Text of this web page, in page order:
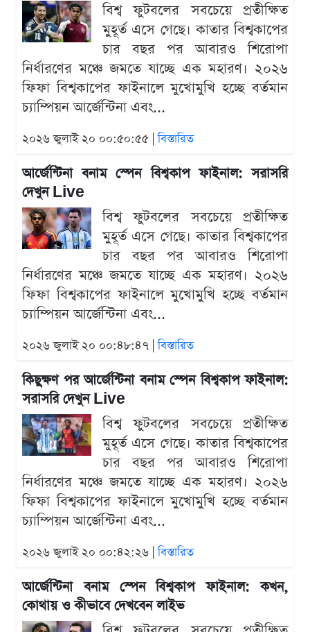
বিশ্ব ফুটবলের সবচেয়ে প্রতীক্ষিত
মুহূর্ত এসে গেছে। কাতার বিশ্বকাপের
চার বছর পর আবারও শিরোপা
নির্ধারণের মঞ্চে জমতে যাচ্ছে এক মহারণ। ২০২৬
ফিফা বিশ্বকাপের ফাইনালে মুখোমুখি হচ্ছে বর্তমান
চ্যাম্পিয়ন আর্জেন্টিনা এবং...
২০২৬ জুলাই ২০ ০০:৫০:৫৫ |বিস্তারিত
আর্জেন্টিনা বনাম স্পেন বিশ্বকাপ ফাইনাল: সরাসরি
দেখুন Live
বিশ্ব ফুটবলের সবচেয়ে প্রতীক্ষিত
মুহূর্ত এসে গেছে। কাতার বিশ্বকাপের
চার বছর পর আবারও শিরোপা
নির্ধারণের মঞ্চে জমতে যাচ্ছে এক মহারণ। ২০২৬
ফিফা বিশ্বকাপের ফাইনালে মুখোমুখি হচ্ছে বর্তমান
চ্যাম্পিয়ন আর্জেন্টিনা এবং...
২০২৬ জুলাই ২০ ০০:৪৮:৪৭ |বিস্তারিত
কিছুক্ষণ পর আর্জেন্টিনা বনাম স্পেন বিশ্বকাপ ফাইনাল:
সরাসরি দেখুন Live
বিশ্ব ফুটবলের সবচেয়ে প্রতীক্ষিত
মুহূর্ত এসে গেছে। কাতার বিশ্বকাপের
চার বছর পর আবারও শিরোপা
নির্ধারণের মঞ্চে জমতে যাচ্ছে এক মহারণ। ২০২৬
ফিফা বিশ্বকাপের ফাইনালে মুখোমুখি হচ্ছে বর্তমান
চ্যাম্পিয়ন আর্জেন্টিনা এবং...
২০২৬ জুলাই ২০ ০০:৪২:২৬ |বিস্তারিত
আর্জেন্টিনা বনাম স্পেন বিশ্বকাপ ফাইনাল: কখন,
কোথায় ও কীভাবে দেখবেন লাইভ